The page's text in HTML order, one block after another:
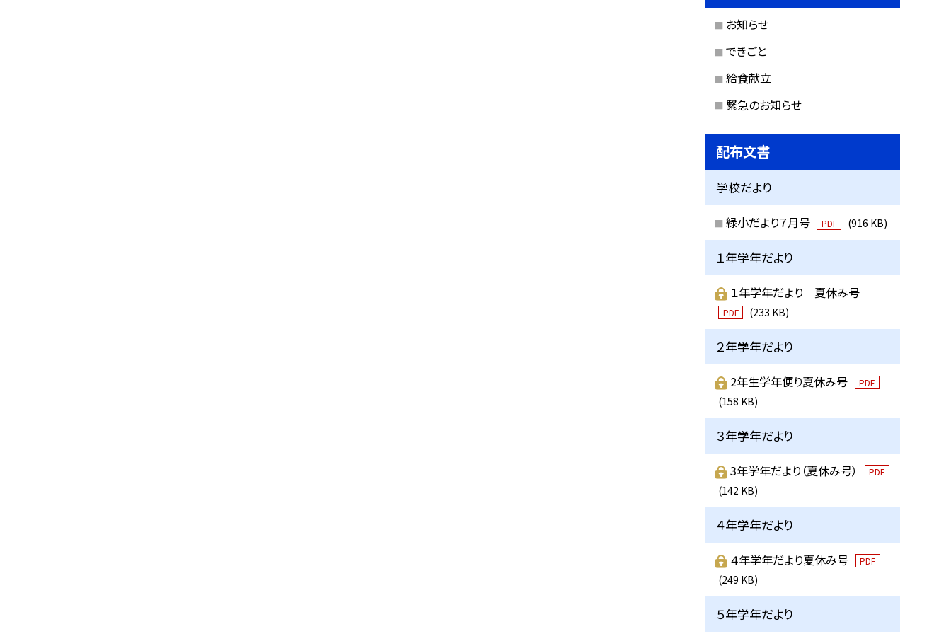
お知らせ
できごと
給食献立
緊急のお知らせ
配布文書
学校だより
緑小だより７月号 PDF (916 KB)
１年学年だより
１年学年だより 夏休み号
PDF (233 KB)
２年学年だより
2年生学年便り夏休み号 PDF
(158 KB)
３年学年だより
3年学年だより（夏休み号） PDF
(142 KB)
４年学年だより
４年学年だより夏休み号 PDF
(249 KB)
５年学年だより